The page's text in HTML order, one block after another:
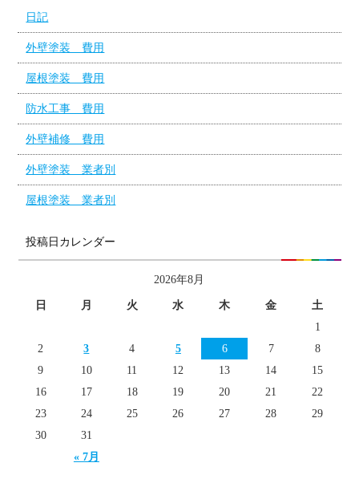
日記
外壁塗装 費用
屋根塗装 費用
防水工事 費用
外壁補修 費用
外壁塗装 業者別
屋根塗装 業者別
投稿日カレンダー
2026年8月
日 月 火 水 木 金 土
« 7月
1
2
3 4 5 6 7
8
9
10 11 12 13 14
15
16
17 18 19 20 21
22
23
24 25 26 27 28
29
30
31